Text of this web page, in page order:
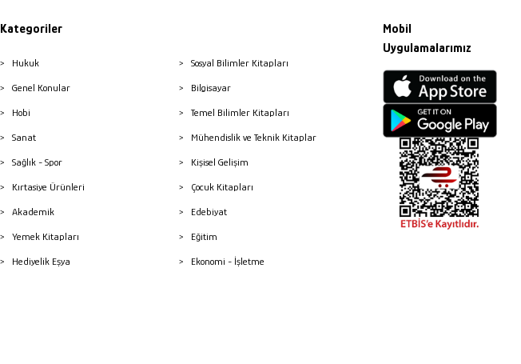
Kategoriler
Hukuk
Genel Konular
Hobi
Sanat
Sağlık - Spor
Kırtasiye Ürünleri
Akademik
Yemek Kitapları
Hediyelik Eşya
Sosyal Bilimler Kitapları
Bilgisayar
Temel Bilimler Kitapları
Mühendislik ve Teknik Kitaplar
Kişisel Gelişim
Çocuk Kitapları
Edebiyat
Eğitim
Ekonomi - İşletme
Mobil
Uygulamalarımız